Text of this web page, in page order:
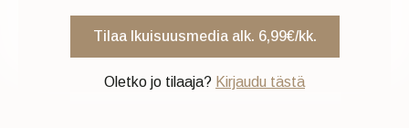
Tilaa Ikuisuusmedia alk. 6,99€/kk.
Oletko jo tilaaja? Kirjaudu tästä